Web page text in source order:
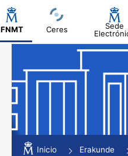
FNMT Ceres
Sede
Erakutsi/Ezkutatu
Erakutsi/Ezkutatu
Inicio Erakunde